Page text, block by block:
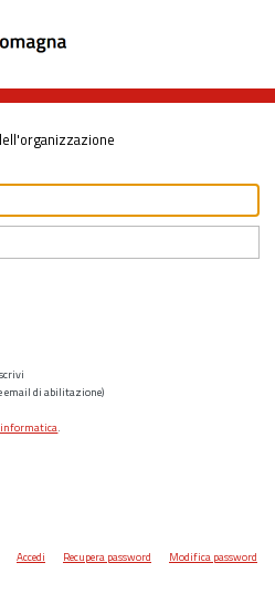
di abilitazione)
.
Accedi Recupera password Modifica password